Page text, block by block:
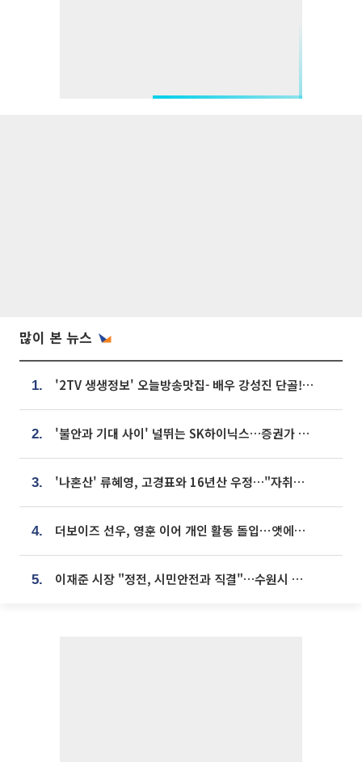
많이 본 뉴스
1. '2TV 생생정보' 오늘방송맛집- 배우 강성진 단골! 쌀국수ㆍ푸팟퐁 커리 맛집 '블○○○'
2. '불안과 기대 사이' 널뛰는 SK하이닉스…증권가 "HBM4·LTA 기반 펀터멘털 견고"
3. '나혼산' 류혜영, 고경표와 16년산 우정…"자취방서 부모님과 마주쳐"
4. 더보이즈 선우, 영훈 이어 개인 활동 돌입⋯앳에어리어와 전속계약
5. 이재준 시장 "정전, 시민안전과 직결"…수원시 비상대응체계 가동